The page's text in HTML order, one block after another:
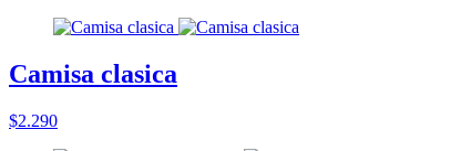
Camisa clasica
$2.290